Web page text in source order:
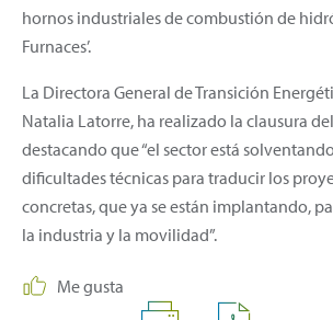
hornos industriales de combustión de
Furnaces’.
La Directora General de Transición
Natalia Latorre, ha realizado la clausura
destacando que “el sector está
dificultades técnicas para traducir los
concretas, que ya se están implantando,
la industria y la movilidad”.
Me gusta